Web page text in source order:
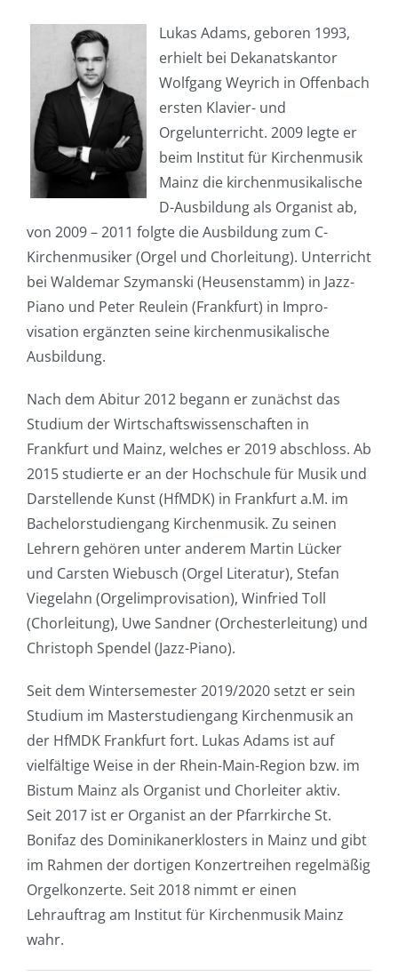
Lukas Adams, geboren 1993,
erhielt bei Dekanatskantor
Wolfgang Weyrich in Offenbach
ersten Klavier- und
Orgelunterricht. 2009 legte er
beim Institut für Kirchenmusik
Mainz die kirchenmusikalische
D-Ausbildung als Organist ab,
von 2009 – 2011 folgte die Ausbildung zum C-
Kirchenmusiker (Orgel und Chorleitung). Unterricht
bei Waldemar Szymanski (Heusenstamm) in Jazz-
Piano und Peter Reulein (Frankfurt) in Impro-
visation ergänzten seine kirchenmusikalische
Ausbildung.
Nach dem Abitur 2012 begann er zunächst das
Studium der Wirtschaftswissenschaften in
Frankfurt und Mainz, welches er 2019 abschloss. Ab
2015 studierte er an der Hochschule für Musik und
Darstellende Kunst (HfMDK) in Frankfurt a.M. im
Bachelorstudiengang Kirchenmusik. Zu seinen
Lehrern gehören unter anderem Martin Lücker
und Carsten Wiebusch (Orgel Literatur), Stefan
Viegelahn (Orgelimprovisation), Winfried Toll
(Chorleitung), Uwe Sandner (Orchesterleitung) und
Christoph Spendel (Jazz-Piano).
Seit dem Wintersemester 2019/2020 setzt er sein
Studium im Masterstudiengang Kirchenmusik an
der HfMDK Frankfurt fort. Lukas Adams ist auf
vielfältige Weise in der Rhein-Main-Region bzw. im
Bistum Mainz als Organist und Chorleiter aktiv.
Seit 2017 ist er Organist an der Pfarrkirche St.
Bonifaz des Dominikanerklosters in Mainz und gibt
im Rahmen der dortigen Konzertreihen regelmäßig
Orgelkonzerte. Seit 2018 nimmt er einen
Lehrauftrag am Institut für Kirchenmusik Mainz
wahr.